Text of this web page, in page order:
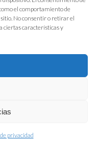
el comportamiento de
No consentir o retirar el
ciertas características y
privacidad
la Alimentación y Bebidas